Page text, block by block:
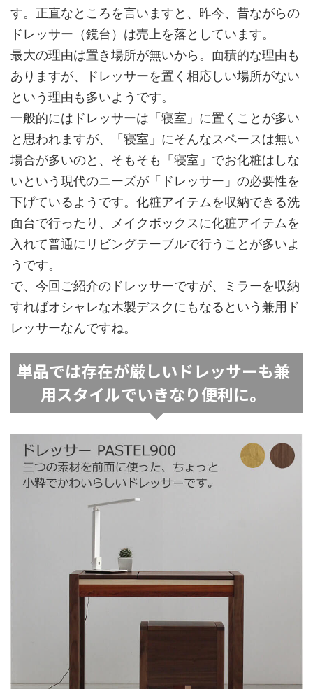
す。正直なところを言いますと、昨今、昔ながらの
ドレッサー（鏡台）は売上を落としています。
最大の理由は置き場所が無いから。面積的な理由も
ありますが、ドレッサーを置く相応しい場所がない
という理由も多いようです。
一般的にはドレッサーは「寝室」に置くことが多い
と思われますが、「寝室」にそんなスペースは無い
場合が多いのと、そもそも「寝室」でお化粧はしな
いという現代のニーズが「ドレッサー」の必要性を
下げているようです。化粧アイテムを収納できる洗
面台で行ったり、メイクボックスに化粧アイテムを
入れて普通にリビングテーブルで行うことが多いよ
うです。
で、今回ご紹介のドレッサーですが、ミラーを収納
すればオシャレな木製デスクにもなるという兼用ド
レッサーなんですね。
単品では存在が厳しいドレッサーも兼
用スタイルでいきなり便利に。